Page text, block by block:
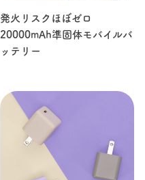
発火リスクほぼゼロ
20000mAh準固体モバイルバ
ッテリー